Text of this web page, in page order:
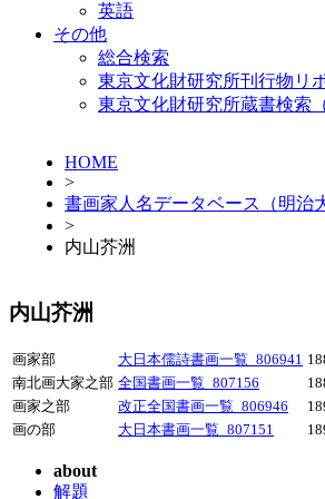
英語
その他
総合検索
東京文化財研究所刊行物リ
東京文化財研究所蔵書検索（
HOME
>
書画家人名データベース（明治
>
内山芥洲
内山芥洲
画家部 大日本儒詩書画一覧_806941
南北画大家之部 全国書画一覧_807156
画家之部
改正全国書画一覧_806946
画の部
大日本書画一覧_807151
about
解題